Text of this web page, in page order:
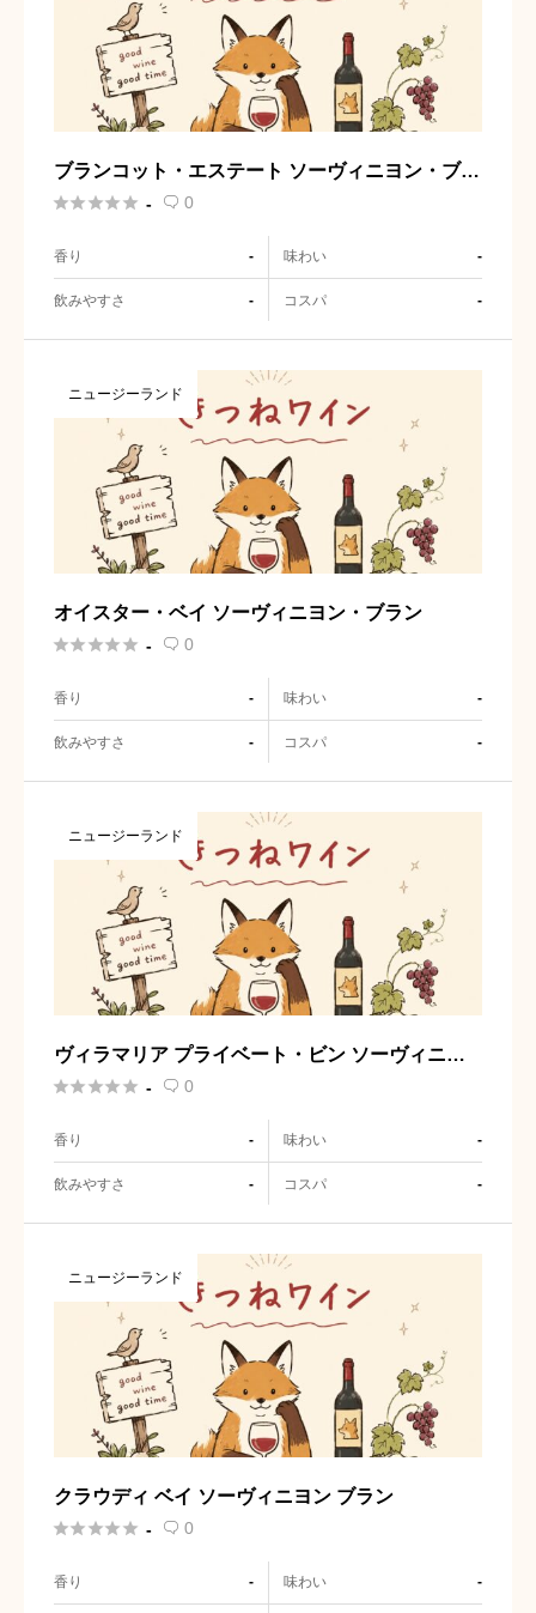
ブランコット・エステート ソーヴィニヨン・ブラ
ン
 -  0
香り - 味わい -
飲みやすさ - コスパ -
ニュージーランド
オイスター・ベイ ソーヴィニヨン・ブラン
 -  0
香り - 味わい -
飲みやすさ - コスパ -
ニュージーランド
ヴィラマリア プライベート・ビン ソーヴィニヨ
ン・ブラン
 -  0
香り - 味わい -
飲みやすさ - コスパ -
ニュージーランド
クラウディ ベイ ソーヴィニヨン ブラン
 -  0
香り - 味わい -